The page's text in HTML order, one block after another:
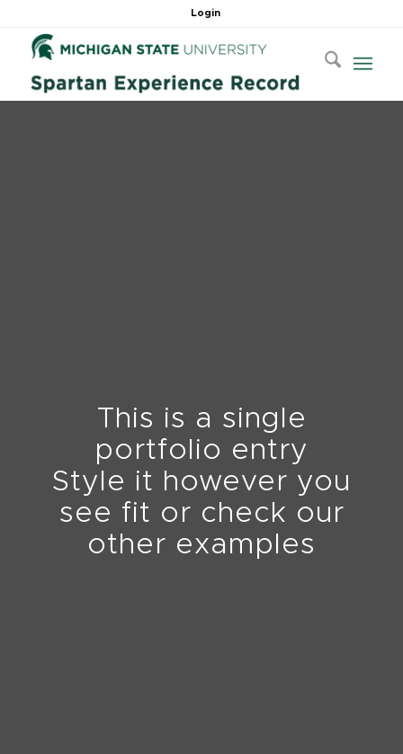
Login
This is a single
portfolio entry
Style it however you
see fit or check our
other examples